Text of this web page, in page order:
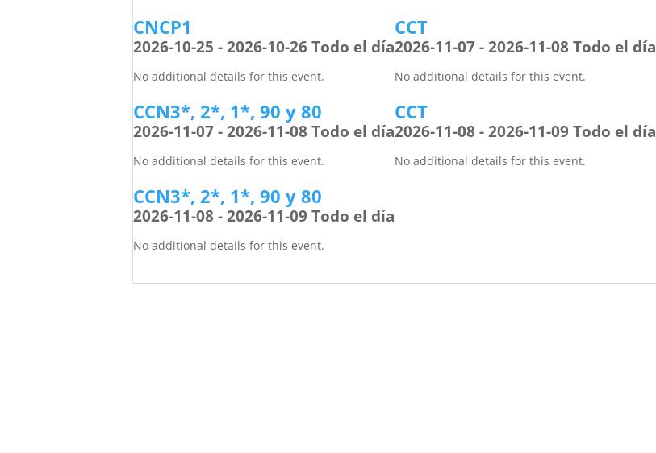
CNCP1
2026-10-25 - 2026-10-26 Todo el día
No additional details for this event.
CCT
2026-11-07 - 2026-11-08 Todo el día
No additional details for this event.
CCN3*, 2*, 1*, 90 y 80
2026-11-07 - 2026-11-08 Todo el día
No additional details for this event.
CCT
2026-11-08 - 2026-11-09 Todo el día
No additional details for this event.
CCN3*, 2*, 1*, 90 y 80
2026-11-08 - 2026-11-09 Todo el día
No additional details for this event.